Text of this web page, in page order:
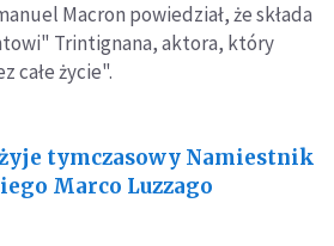
Macron powiedział, że składa
Trintignana, aktora, który
całe życie".
tymczasowy Namiestnik
Marco Luzzago